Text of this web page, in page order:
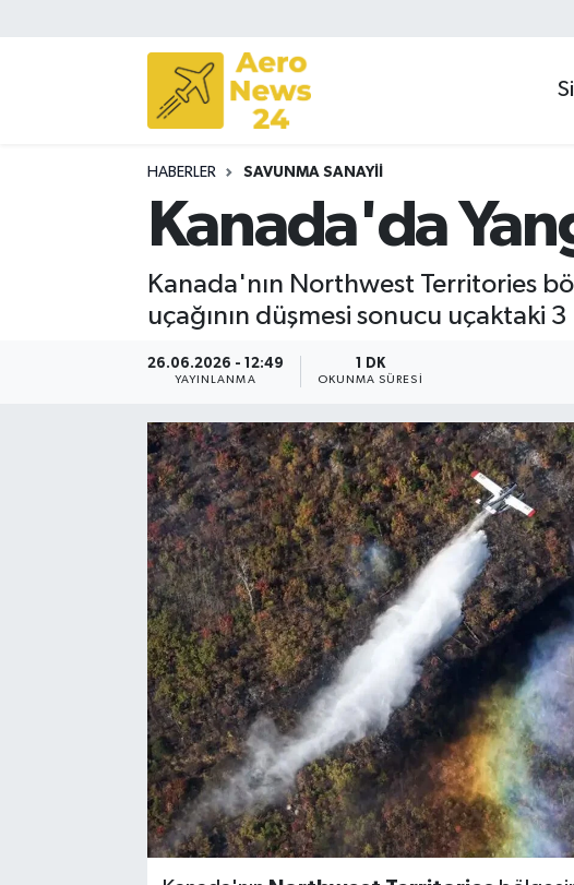
HABERLER SAVUNMA SANAYII
Kanada'da
Kanada'nın Northwest Territories
uçağının düşmesi sonucu uçaktaki
26.06.2026 - 12:49
YAYINLANMA
1 DK
OKUNMA SÜRESI
Sivil Havacılık